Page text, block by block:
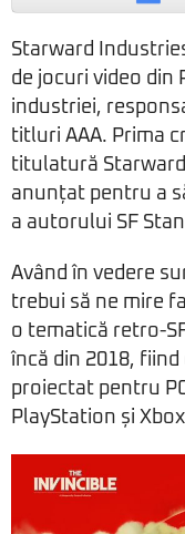
Starward
de jocuri video din
industriei,
titluri AAA. Prima
titulatură
anunțat pentru a
a autorului SF
Având în vedere
trebui să ne mire
o tematică retro-
încă din 2018,
proiectat pentru
PlayStation și